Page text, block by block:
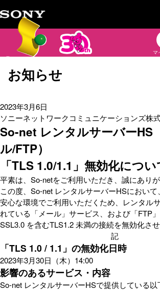
マ
お知らせ
2023年3月6日
ソニーネットワークコミュニケーションズ株
So-net レンタルサーバーHS
ル/FTP）
「TLS 1.0/1.1」無効化につい
平素は、So-netをご利用いただき、誠にありが
この度、So-net レンタルサーバーHSにおいて
安心な環境でご利用いただくため、レンタル
れている「メール」サービス、および「FTP
SSL3.0 を含むTLS1.2 未満の接続を無効化させ
記
「TLS 1.0 / 1.1」の無効化日時
2023年3月30日（木）14:00
影響のあるサービス・内容
So-net レンタルサーバーHSで提供している以